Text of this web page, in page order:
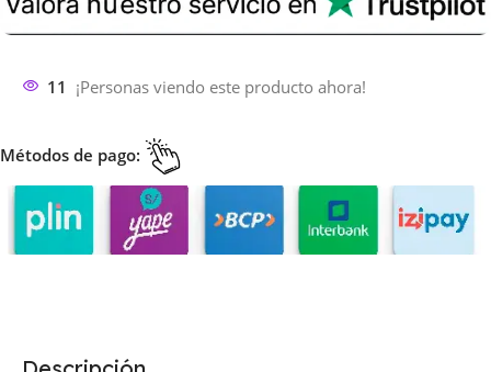
11 ¡Personas viendo este producto ahora!
Métodos de pago: